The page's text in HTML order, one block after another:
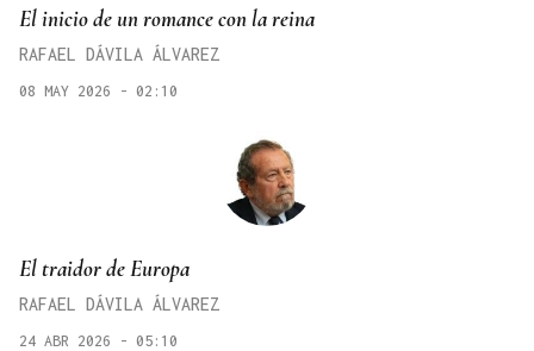
El inicio de un romance con la reina
RAFAEL DÁVILA ÁLVAREZ
08 MAY 2026 - 02:10
El traidor de Europa
RAFAEL DÁVILA ÁLVAREZ
24 ABR 2026 - 05:10